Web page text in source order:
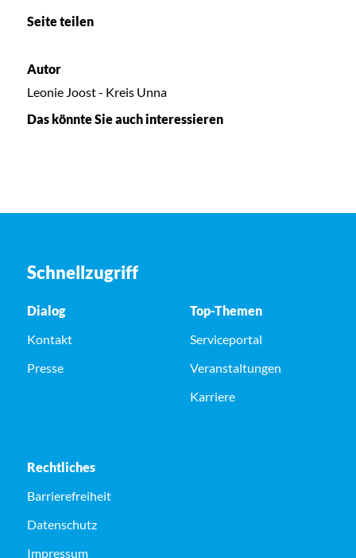
Seite teilen
Autor
Leonie Joost - Kreis Unna
Das könnte Sie auch interessieren
Schnellzugriff
Dialog
Kontakt
Presse
Top-Themen
Serviceportal
Veranstaltungen
Karriere
Rechtliches
Barrierefreiheit
Datenschutz
Impressum